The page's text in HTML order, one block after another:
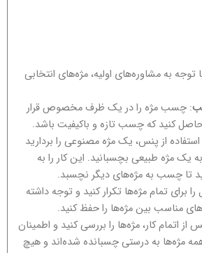
توجه به مشاوره‌های اولیه، مژه‌های انتخابی
: چسب مژه را در یک ظرف مخصوص قرار
کنید که چسب تازه و باکیفیت باشد.
استفاده از پنس، یک مژه مصنوعی را بردارید
یک مژه طبیعی بچسبانید. این کار را به
تا چسب به مژه‌های دیگر نچسبد.
برای تمام مژه‌ها تکرار کنید و توجه داشته
مناسب بین مژه‌ها را حفظ کنید.
از اتمام کار، مژه‌ها را بررسی کنید و اطمینان
مژه‌ها به درستی چسبانده شده‌اند و هیچ